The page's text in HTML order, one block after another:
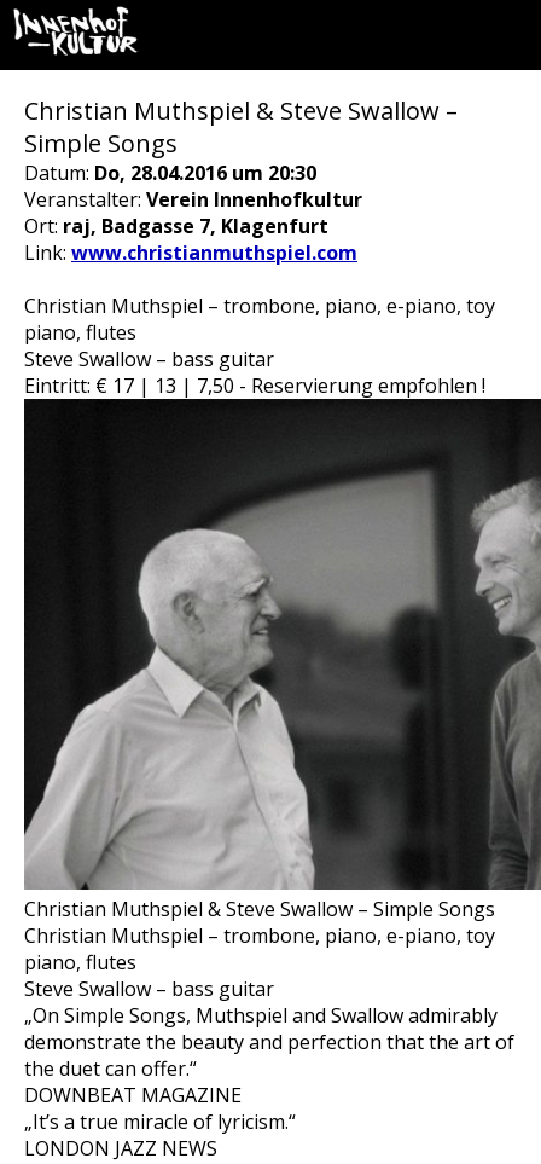
Christian Muthspiel & Steve Swallow –
Simple Songs
Datum: Do, 28.04.2016 um 20:30
Veranstalter: Verein Innenhofkultur
Ort: raj, Badgasse 7, Klagenfurt
Link: www.christianmuthspiel.com
Christian Muthspiel – trombone, piano, e-piano, toy
piano, flutes
Steve Swallow – bass guitar
Eintritt: € 17 | 13 | 7,50 - Reservierung empfohlen !
Christian Muthspiel & Steve Swallow – Simple Songs
Christian Muthspiel – trombone, piano, e-piano, toy
piano, flutes
Steve Swallow – bass guitar
„On Simple Songs, Muthspiel and Swallow admirably
demonstrate the beauty and perfection that the art of
the duet can offer.“
DOWNBEAT MAGAZINE
„It’s a true miracle of lyricism.“
LONDON JAZZ NEWS